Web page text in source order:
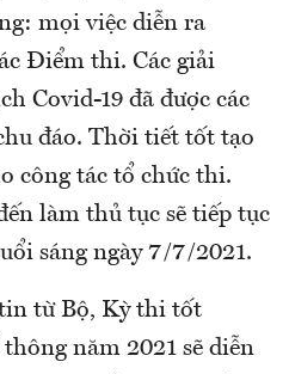
mọi việc diễn ra
Điểm thi. Các giải
Covid-19 đã được các
đáo. Thời tiết tốt tạo
công tác tổ chức thi.
làm thủ tục sẽ tiếp tục
sáng ngày 7/7/2021.
từ Bộ, Kỳ thi tốt
năm 2021 sẽ diễn